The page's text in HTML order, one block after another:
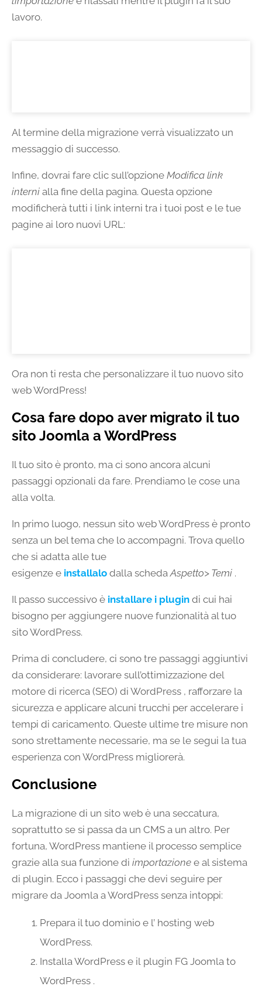
lavoro.
Al termine della migrazione verrà visualizzato un
messaggio di successo.
Infine, dovrai fare clic sull’opzione Modifica link
interni alla fine della pagina. Questa opzione
modificherà tutti i link interni tra i tuoi post e le tue
pagine ai loro nuovi URL:
Ora non ti resta che personalizzare il tuo nuovo sito
web WordPress!
Cosa fare dopo aver migrato il tuo
sito Joomla a WordPress
Il tuo sito è pronto, ma ci sono ancora alcuni
passaggi opzionali da fare. Prendiamo le cose una
alla volta.
In primo luogo, nessun sito web WordPress è pronto
senza un bel tema che lo accompagni. Trova quello
che si adatta alle tue
esigenze e installalo dalla scheda Aspetto> Temi .
Il passo successivo è installare i plugin di cui hai
bisogno per aggiungere nuove funzionalità al tuo
sito WordPress.
Prima di concludere, ci sono tre passaggi aggiuntivi
da considerare: lavorare sull’ottimizzazione del
motore di ricerca (SEO) di WordPress , rafforzare la
sicurezza e applicare alcuni trucchi per accelerare i
tempi di caricamento. Queste ultime tre misure non
sono strettamente necessarie, ma se le segui la tua
esperienza con WordPress migliorerà.
Conclusione
La migrazione di un sito web è una seccatura,
soprattutto se si passa da un CMS a un altro. Per
fortuna, WordPress mantiene il processo semplice
grazie alla sua funzione di importazione e al sistema
di plugin. Ecco i passaggi che devi seguire per
migrare da Joomla a WordPress senza intoppi:
Prepara il tuo dominio e l’ hosting web
WordPress.
Installa WordPress e il plugin FG Joomla to
WordPress .